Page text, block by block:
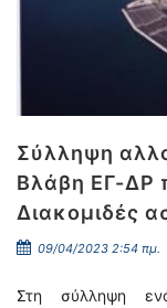
Σύλληψη
Βλάβη ΕΓ-ΔΡ
Διακομιδές
09/04/2023 2:54 πμ.
Στη σύλληψη